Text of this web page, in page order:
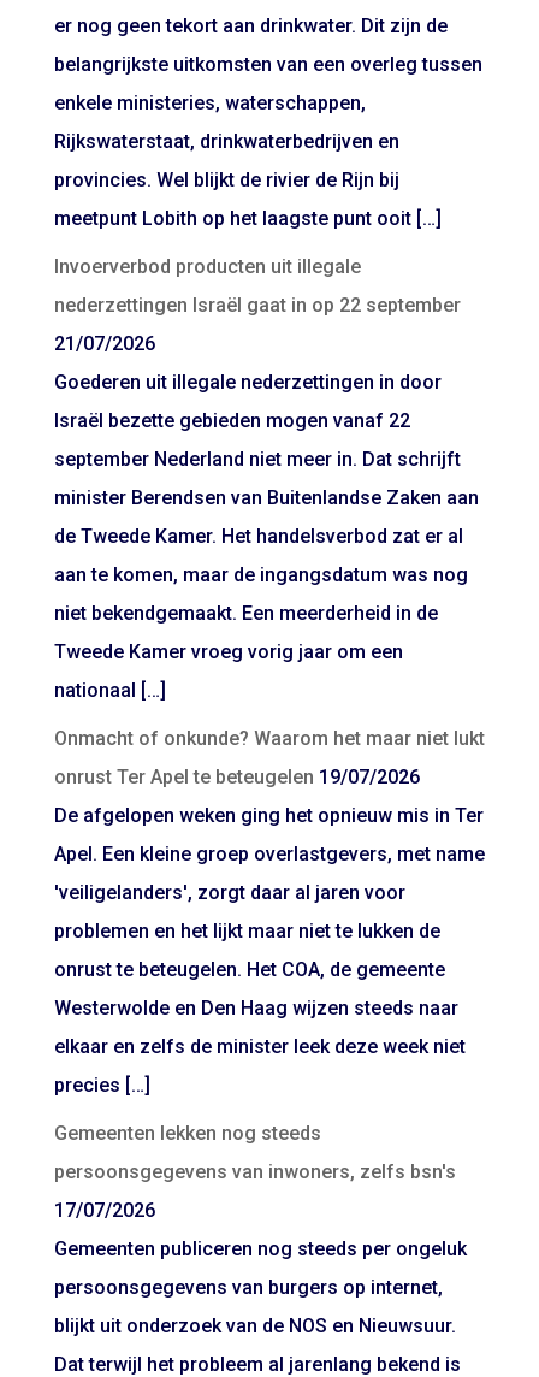
er nog geen tekort aan drinkwater. Dit zijn de
belangrijkste uitkomsten van een overleg tussen
enkele ministeries, waterschappen,
Rijkswaterstaat, drinkwaterbedrijven en
provincies. Wel blijkt de rivier de Rijn bij
meetpunt Lobith op het laagste punt ooit […]
Invoerverbod producten uit illegale
nederzettingen Israël gaat in op 22 september
21/07/2026
Goederen uit illegale nederzettingen in door
Israël bezette gebieden mogen vanaf 22
september Nederland niet meer in. Dat schrijft
minister Berendsen van Buitenlandse Zaken aan
de Tweede Kamer. Het handelsverbod zat er al
aan te komen, maar de ingangsdatum was nog
niet bekendgemaakt. Een meerderheid in de
Tweede Kamer vroeg vorig jaar om een
nationaal […]
Onmacht of onkunde? Waarom het maar niet lukt
onrust Ter Apel te beteugelen 19/07/2026
De afgelopen weken ging het opnieuw mis in Ter
Apel. Een kleine groep overlastgevers, met name
'veiligelanders', zorgt daar al jaren voor
problemen en het lijkt maar niet te lukken de
onrust te beteugelen. Het COA, de gemeente
Westerwolde en Den Haag wijzen steeds naar
elkaar en zelfs de minister leek deze week niet
precies […]
Gemeenten lekken nog steeds
persoonsgegevens van inwoners, zelfs bsn's
17/07/2026
Gemeenten publiceren nog steeds per ongeluk
persoonsgegevens van burgers op internet,
blijkt uit onderzoek van de NOS en Nieuwsuur.
Dat terwijl het probleem al jarenlang bekend is